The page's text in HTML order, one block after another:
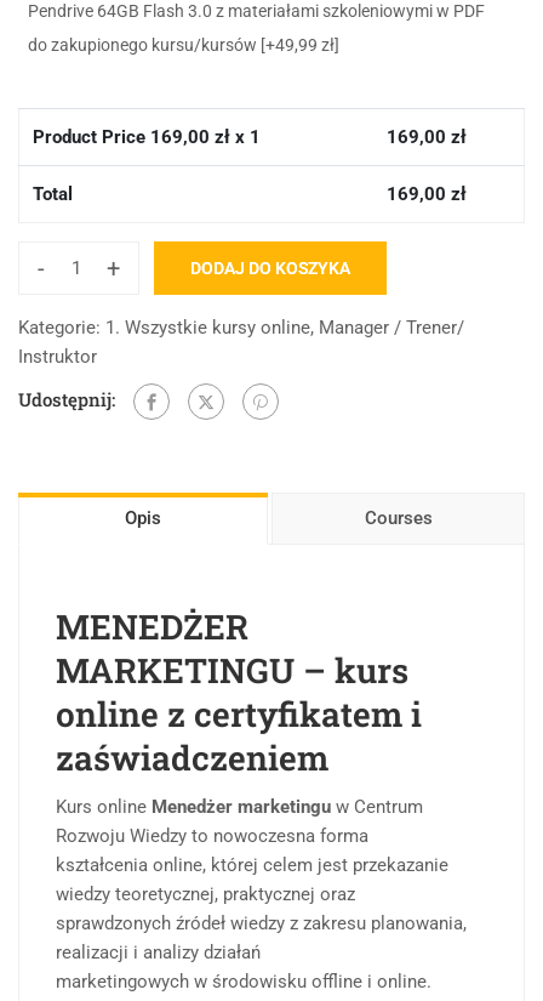
Pendrive 64GB Flash 3.0 z materiałami szkoleniowymi w PDF
do zakupionego kursu/kursów [+49,99 zł]
Product Price 169,00 zł x 1 169,00 zł
Total 169,00 zł
- + DODAJ DO KOSZYKA
Kategorie: 1. Wszystkie kursy online, Manager / Trener/
Instruktor
Udostępnij:
Opis Courses
MENEDŻER
MARKETINGU – kurs
online z certyfikatem i
zaświadczeniem
Kurs online Menedżer marketingu w Centrum
Rozwoju Wiedzy to nowoczesna forma
kształcenia online, której celem jest przekazanie
wiedzy teoretycznej, praktycznej oraz
sprawdzonych źródeł wiedzy z zakresu planowania,
realizacji i analizy działań
marketingowych w środowisku offline i online.